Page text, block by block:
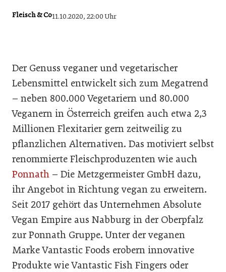
Fleisch & Co11.10.2020, 22:00 Uhr
Der Genuss veganer und vegetarischer
Lebensmittel entwickelt sich zum Megatrend
– neben 800.000 Vegetariern und 80.000
Veganern in Österreich greifen auch etwa 2,3
Millionen Flexitarier gern zeitweilig zu
pflanzlichen Alternativen. Das motiviert selbst
renommierte Fleischproduzenten wie auch
Ponnath – Die Metzgermeister GmbH dazu,
ihr Angebot in Richtung vegan zu erweitern.
Seit 2017 gehört das Unternehmen Absolute
Vegan Empire aus Nabburg in der Oberpfalz
zur Ponnath Gruppe. Unter der veganen
Marke Vantastic Foods erobern innovative
Produkte wie Vantastic Fish Fingers oder